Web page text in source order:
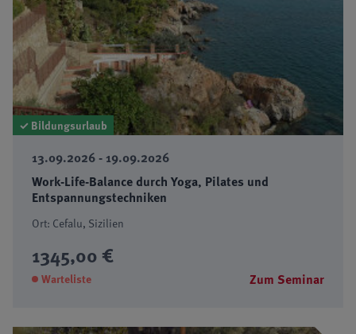
✓ Bildungsurlaub
13.09.2026 - 19.09.2026
Work-Life-Balance durch Yoga, Pilates und
Entspannungstechniken
Ort: Cefalu, Sizilien
1345,00 €
Warteliste Zum Seminar